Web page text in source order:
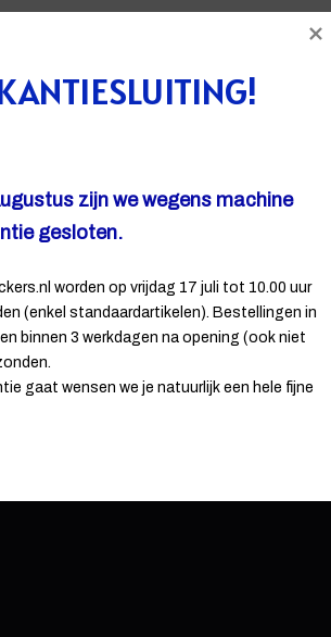
ons:
zijn we wegens machine
gesloten.
worden op vrijdag 17 juli tot 10.00 uur
(enkel standaardartikelen). Bestellingen in
binnen 3 werkdagen na opening (ook niet
gaat wensen we je natuurlijk een hele fijne